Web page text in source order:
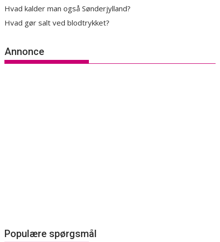
Hvad kalder man også Sønderjylland?
Hvad gør salt ved blodtrykket?
Annonce
Populære spørgsmål